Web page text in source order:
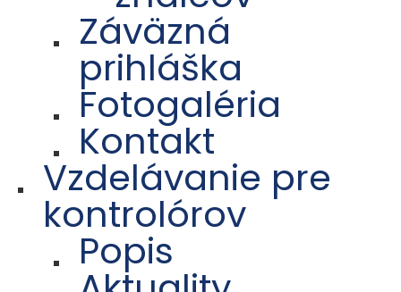
Záväzná
prihláška
Fotogaléria
Kontakt
Vzdelávanie pre
kontrolórov
Popis